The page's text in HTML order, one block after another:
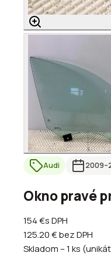
Audi 2009
Okno pravé
154 €s DPH
125.20 €bez DPH
Skladom – 1 ks